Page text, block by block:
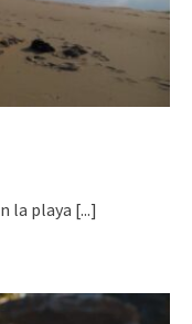
la playa [...]